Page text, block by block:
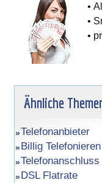
•
•
•
Ähnliche
Telefonanbieter
Billig Telefonieren
Telefonanschluss
DSL Flatrate